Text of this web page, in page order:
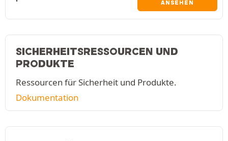
ANSEHEN
SICHERHEITSRESSOURCEN UND
PRODUKTE
Ressourcen für Sicherheit und Produkte.
Dokumentation